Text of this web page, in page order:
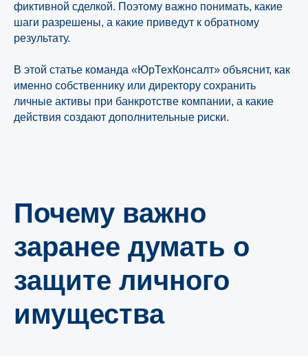
фиктивной сделкой. Поэтому важно понимать, какие
шаги разрешены, а какие приведут к обратному
результату.
В этой статье команда «ЮрТехКонсалт» объяснит, как
именно собственнику или директору сохранить
личные активы при банкротстве компании, а какие
действия создают дополнительные риски.
Почему важно
заранее думать о
защите личного
имущества